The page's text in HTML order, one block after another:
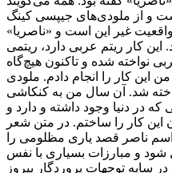
و از ملودی‌های جیپسی کینگ
غیر این است و «ناصریا»
این کار ریتم عربی دارد، ریتمی
نواخته شده و تاکنون هیچ‌‌گاه
این کار را انجام دادم. ملودی
«ناصریا» سال 1367 ساخته شد. آن سال من به کنکاشی
در دنیا وجود داشته و دارد و
این کار را ساختم. در متن شعر
ناصر قصد یاری مظلومی را
و مبارزات بسیاری با نفس
سایه‌ توجهات پروردگار پیروز